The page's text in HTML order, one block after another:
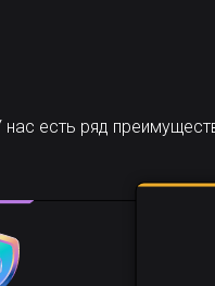
нас есть ряд